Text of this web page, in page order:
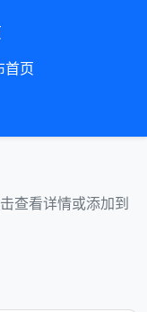
首页
查看详情或添加到